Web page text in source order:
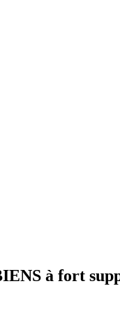
à fort